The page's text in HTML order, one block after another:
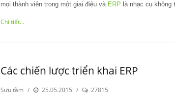
mọi thành viên trong một giai điệu và ERP là nhạc cụ không
Chi tiết...
Các chiến lược triển khai ERP
Sưu tầm / 25.05.2015 / 27815